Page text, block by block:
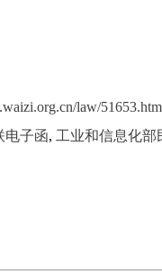
law/
电子函, 工业和信息化部